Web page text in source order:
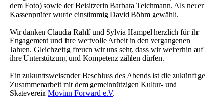
dem Foto) sowie der Beisitzerin Barbara Teichmann. Als neuer
Kassenprüfer wurde einstimmig David Böhm gewählt.
Wir danken Claudia Rahlf und Sylvia Hampel herzlich für ihr
Engagement und ihre wertvolle Arbeit in den vergangenen
Jahren. Gleichzeitig freuen wir uns sehr, dass wir weiterhin auf
ihre Unterstützung und Kompetenz zählen dürfen.
Ein zukunftsweisender Beschluss des Abends ist die zukünftige
Zusammenarbeit mit dem gemeinnützigen Kultur- und
Skateverein Movinn Forward e.V.